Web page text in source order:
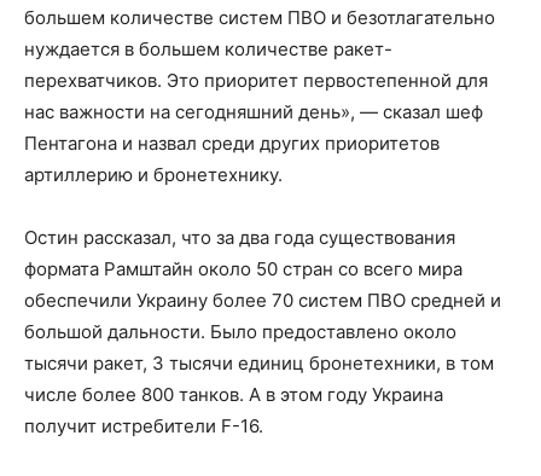
большем количестве систем ПВО и безотлагательно
нуждается в большем количестве ракет-
перехватчиков. Это приоритет первостепенной для
нас важности на сегодняшний день», — сказал шеф
Пентагона и назвал среди других приоритетов
артиллерию и бронетехнику.
Остин рассказал, что за два года существования
формата Рамштайн около 50 стран со всего мира
обеспечили Украину более 70 систем ПВО средней и
большой дальности. Было предоставлено около
тысячи ракет, 3 тысячи единиц бронетехники, в том
числе более 800 танков. А в этом году Украина
получит истребители F-16.